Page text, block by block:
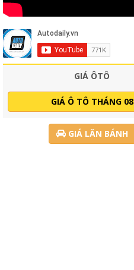
GIÁ ÔTÔ
GIÁ Ô TÔ THÁNG 08
GIÁ LĂN BÁNH